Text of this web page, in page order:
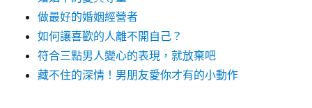
做最好的婚姻經營者
如何讓喜歡的人離不開自己？
符合三點男人變心的表現，就放棄吧
藏不住的深情！男朋友愛你才有的小動作